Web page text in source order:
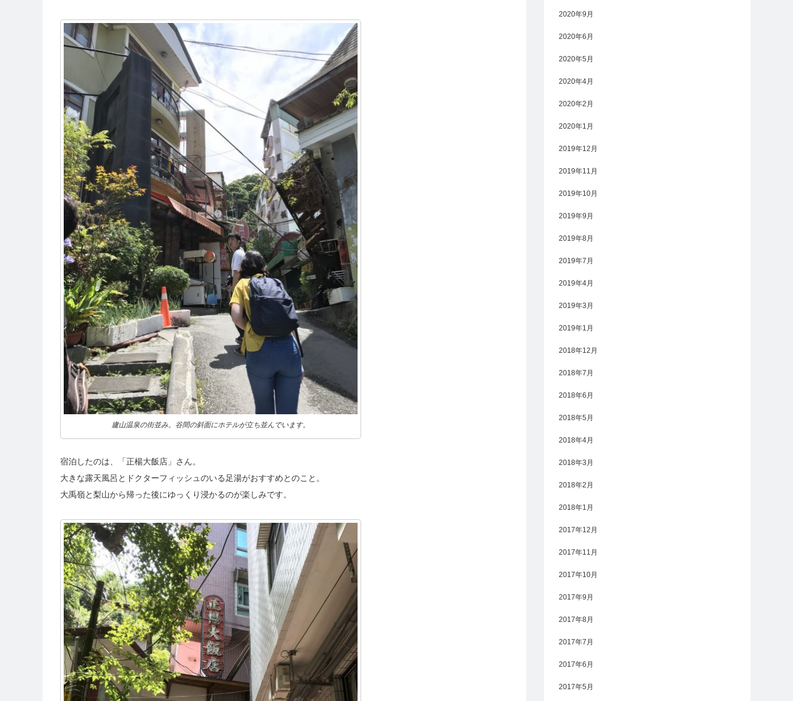
廬山温泉の街並み。谷間の斜面にホテルが立ち並んでいます。
宿泊したのは、 「正楊大飯店」 さん。
大きな露天風呂とドクターフィッシュのいる足湯がおすすめとのこと。
大禹嶺と梨山から帰った後にゆっくり浸かるのが楽しみです。
2020年9月
2020年6月
2020年5月
2020年4月
2020年2月
2020年1月
2019年12月
2019年11月
2019年10月
2019年9月
2019年8月
2019年7月
2019年4月
2019年3月
2019年1月
2018年12月
2018年7月
2018年6月
2018年5月
2018年4月
2018年3月
2018年2月
2018年1月
2017年12月
2017年11月
2017年10月
2017年9月
2017年8月
2017年7月
2017年6月
2017年5月